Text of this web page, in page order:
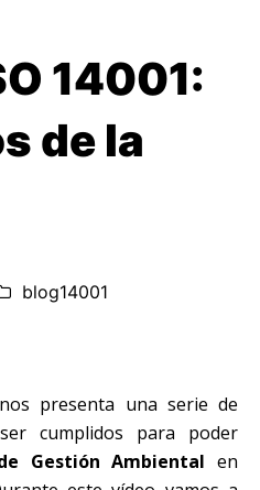
14001:
de la
blog14001
presenta una serie de
cumplidos para poder
Gestión Ambiental en